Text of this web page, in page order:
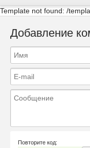
Template not found: /
Добавление
Повторите код: